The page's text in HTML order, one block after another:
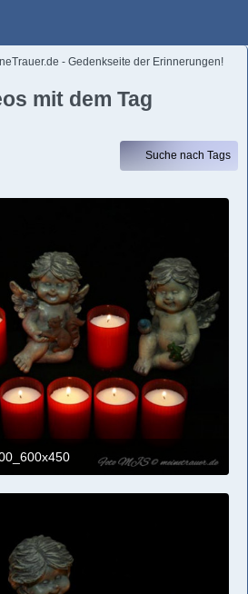
- Gedenkseite der Erinnerungen!
mit dem Tag
Suche nach Tags
um 11:09